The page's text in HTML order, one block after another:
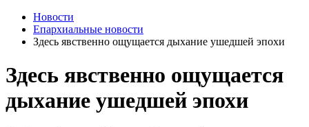
Новости
Епархиальные новости
Здесь явственно ощущается дыхание ушедшей эпохи
Здесь явственно ощущается
дыхание ушедшей эпохи